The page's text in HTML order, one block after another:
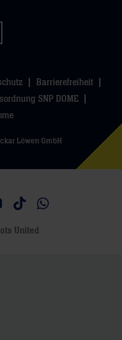
Barrierefreiheit
SNP DOME
Löwen GmbH
auf Twitter
uns auf Instagram
uns auf Youtube
Besucht uns auf
Besucht uns auf
United